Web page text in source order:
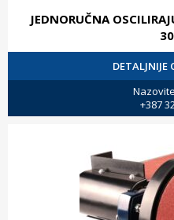
JEDNORUČNA
DETALJNIJE
+387